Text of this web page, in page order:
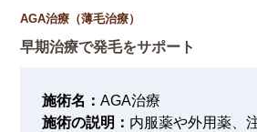
AGA治療（薄毛治療）
早期治療で発毛をサポート
施術名：AGA治療
施術の説明： 内服薬や外用薬、